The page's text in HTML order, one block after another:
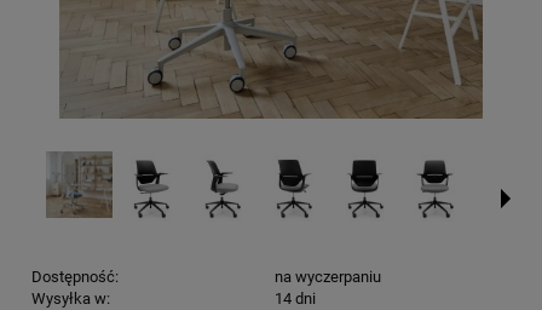
Dostępność:
na wyczerpaniu
Wysyłka w:
14 dni